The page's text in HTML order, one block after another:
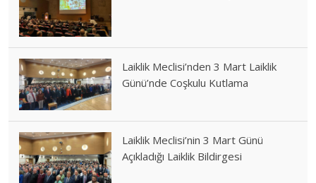
Laiklik Meclisi’nden 3 Mart Laiklik
Günü’nde Coşkulu Kutlama
Laiklik Meclisi’nin 3 Mart Günü
Açıkladığı Laiklik Bildirgesi